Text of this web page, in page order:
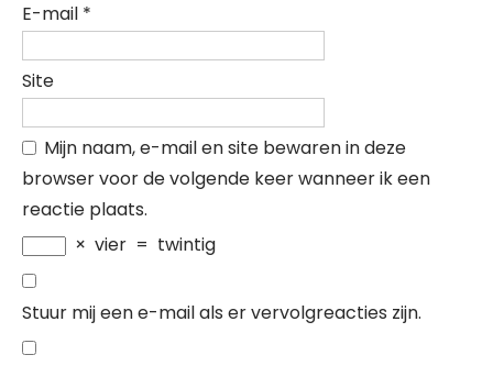
E-mail *
Site
Mijn naam, e-mail en site bewaren in deze
browser voor de volgende keer wanneer ik een
reactie plaats.
× vier = twintig
Stuur mij een e-mail als er vervolgreacties zijn.